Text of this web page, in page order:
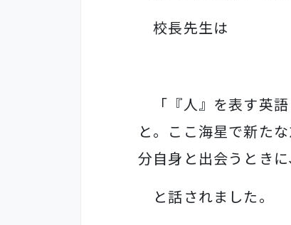
校長先生は
「『人』を表す英
と。ここ海星で新た
分自身と出会うとき
と話されました。